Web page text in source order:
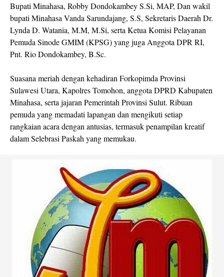
Bupati Minahasa, Robby Dondokambey S.Si, MAP, Dan wakil
bupati Minahasa Vanda Sarundajang, S.S, Sekretaris Daerah Dr.
Lynda D. Watania, M.M, M.Si, serta Ketua Komisi Pelayanan
Pemuda Sinode GMIM (KPSG) yang juga Anggota DPR RI,
Pnt. Rio Dondokambey, B.Sc.
Suasana meriah dengan kehadiran Forkopimda Provinsi
Sulawesi Utara, Kapolres Tomohon, anggota DPRD Kabupaten
Minahasa, serta jajaran Pemerintah Provinsi Sulut. Ribuan
pemuda yang memadati lapangan dan mengikuti setiap
rangkaian acara dengan antusias, termasuk penampilan kreatif
dalam Selebrasi Paskah yang memukau.